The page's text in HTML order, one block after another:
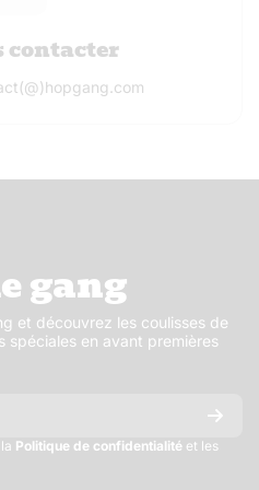
contacter
gang
et découvrez les coulisses de
en avant premières
Politique de confidentialité et les